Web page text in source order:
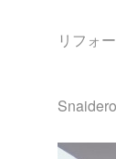
リフォ